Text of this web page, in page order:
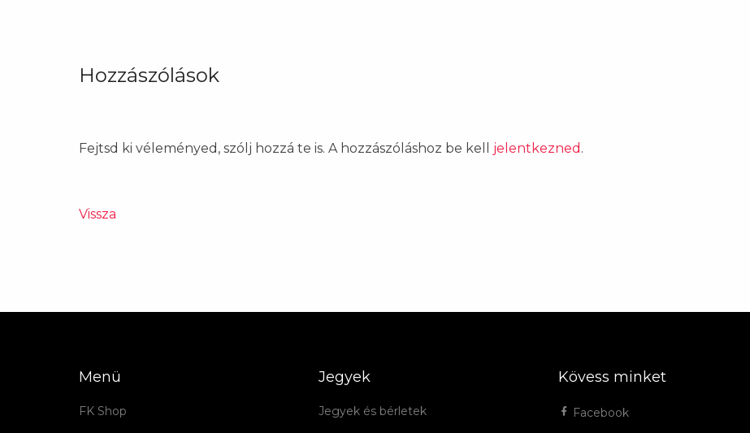
Hozzászólások
Fejtsd ki véleményed, szólj hozzá te is. A hozzászóláshoz be kell jelentkezned .
Vissza
Menü
FK Shop
Jegyek
Jegyek és bérletek
Kövess minket
Facebook